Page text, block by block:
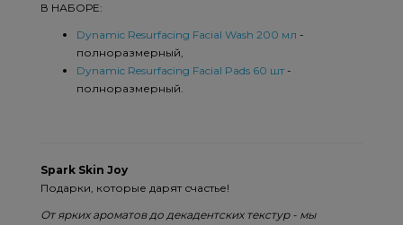
В НАБОРЕ:
Dynamic Resurfacing Facial Wash 200 мл -
полноразмерный,
Dynamic Resurfacing Facial Pads 60 шт-
полноразмерный.
Spark Skin Joy
Подарки, которые дарят счастье!
От ярких ароматов до декадентских текстур - мы